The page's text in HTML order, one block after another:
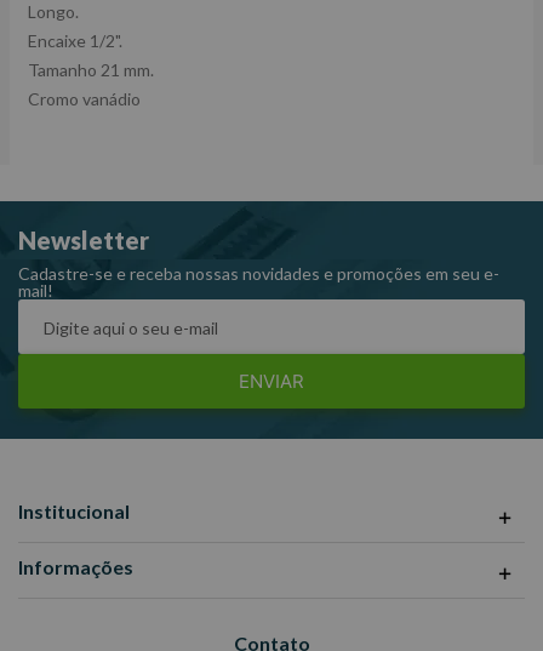
Longo.
Encaixe 1/2".
Tamanho 21 mm.
Cromo vanádio
Newsletter
Cadastre-se e receba nossas novidades e promoções em seu e-
mail!
ENVIAR
Institucional
Informações
Contato